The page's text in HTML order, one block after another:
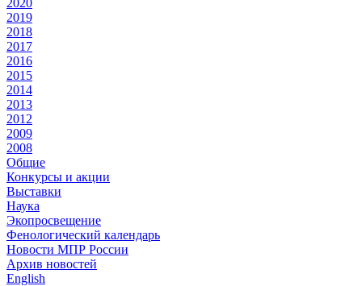
2019
2018
2017
2016
2015
2014
2013
2012
2009
2008
Общие
Конкурсы и акции
Выставки
Наука
Экопросвещение
Фенологический календарь
Новости МПР России
Архив новостей
English